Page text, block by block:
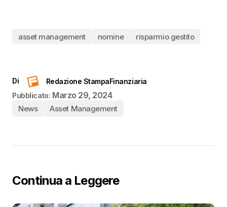
asset management nomine risparmio gestito
Di
Redazione StampaFinanziaria
Pubblicato: Marzo 29, 2024
News Asset Management
Continua a Leggere